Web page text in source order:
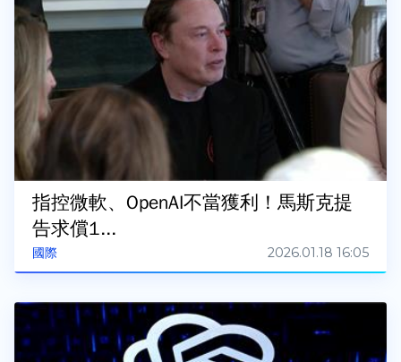
國際
指控微軟、OpenAI不當獲利！馬斯克提
告求償1...
2026.01.18 16:05